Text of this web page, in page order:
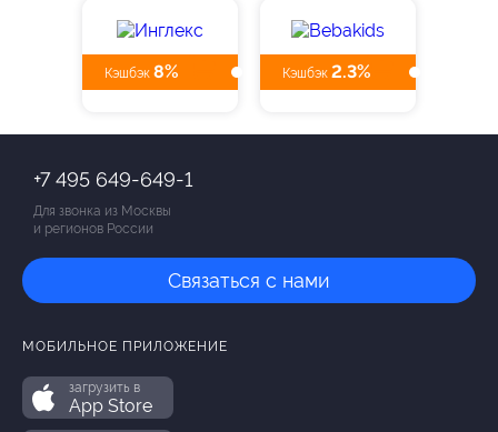
Кэшбэк 8% Кэшбэк 2.3%
+7 495 649-649-1
Для звонка из Москвы
и регионов России
Связаться с нами
МОБИЛЬНОЕ ПРИЛОЖЕНИЕ
загрузить в
App Store